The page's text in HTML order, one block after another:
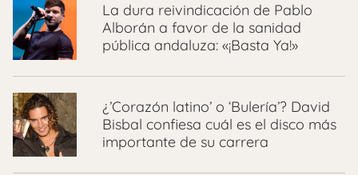
La dura reivindicación de Pablo
Alborán a favor de la sanidad
pública andaluza: «¡Basta Ya!»
¿’Corazón latino’ o ‘Bulería’? David
Bisbal confiesa cuál es el disco más
importante de su carrera